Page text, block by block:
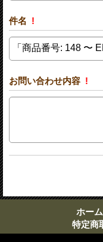
件名 !
お問い合わせ内容 !
ホーム
特定商